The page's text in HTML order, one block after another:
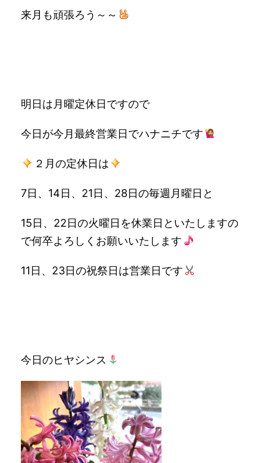
来月も頑張ろう～～
明日は月曜定休日ですので
今日が今月最終営業日でハナニチです
２月の定休日は
7日、14日、21日、28日の毎週月曜日と
15日、22日の火曜日を休業日といたしますの
で何卒よろしくお願いいたします
11日、23日の祝祭日は営業日です
今日のヒヤシンス